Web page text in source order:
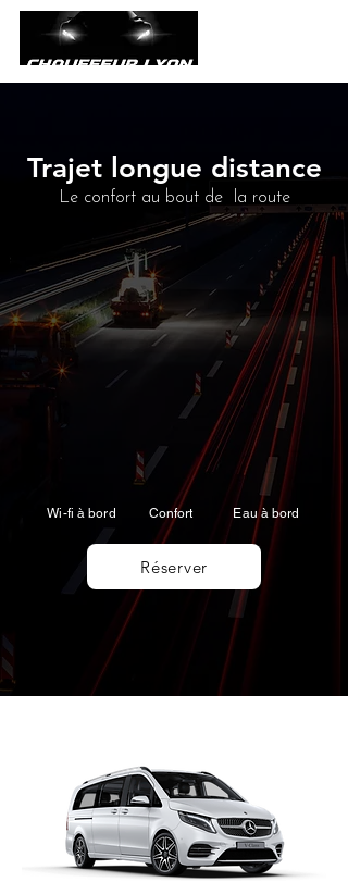
Trajet longue distance
Le confort au bout de la route
Wi-fi à bord Confort Eau à bord
Réserver